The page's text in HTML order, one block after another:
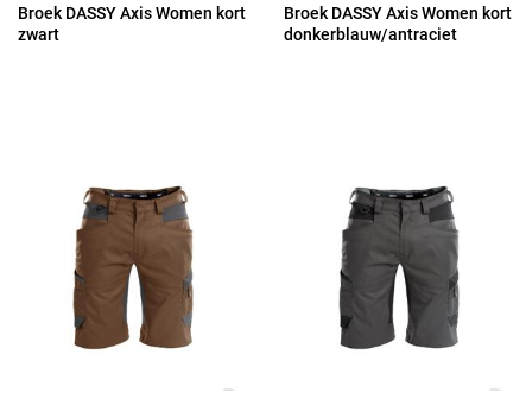
Broek DASSY Axis Women kort
zwart
Broek DASSY Axis Women kort
donkerblauw/antraciet